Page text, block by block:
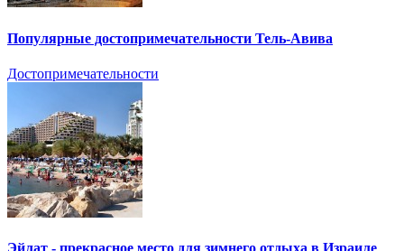
Популярные достопримечательности Тель-Авива
Достопримечательности